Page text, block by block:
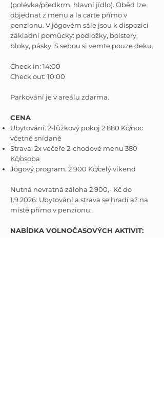
(polévka/předkrm, hlavní jídlo). Oběd lze
objednat z menu a la carte přímo v
penzionu. V jógovém sále jsou k dispozici
základní pomůcky: podložky, bolstery,
bloky, pásky. S sebou si vemte pouze deku.
Check in: 14:00
Check out: 10:00
Parkování je v areálu zdarma.
CENA
Ubytování: 2-lůžkový pokoj 2 880 Kč/noc
včetně snídaně
Strava: 2x večeře 2-chodové menu 380
Kč/osoba
Jógový program: 2 900 Kč/celý víkend
Nutná nevratná záloha 2 900,- Kč do
1.9.2026. Ubytování a strava se hradí až na
místě přímo v penzionu.
NABÍDKA VOLNOČASOVÝCH AKTIVIT: